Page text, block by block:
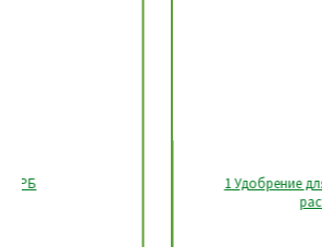
1 Удобрение для декоративно-
растений Живой мир 0,5